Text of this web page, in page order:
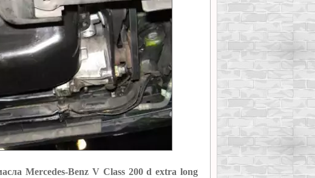
Mercedes-Benz V Class 200 d extra long